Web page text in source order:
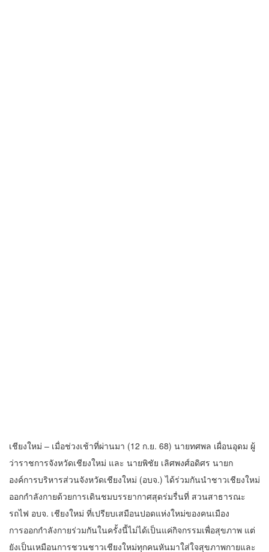
เชียงใหม่ – เมื่อช่วงเช้าที่ผ่านมา (12 ก.ย. 68) นายทศพล เผื่อนอุดม ผู้
ว่าราชการจังหวัดเชียงใหม่ และ นายพิชัย เลิศพงศ์อดิศร นายก
องค์การบริหารส่วนจังหวัดเชียงใหม่ (อบจ.) ได้ร่วมกันนำชาวเชียงใหม่
ออกกำลังกายด้วยการเดินชมบรรยากาศสุดร่มรื่นที่ สวนสาธารณะ
รถไฟ อบจ. เชียงใหม่ ที่เปรียบเสมือนปอดแห่งใหม่ของคนเมือง
การออกกำลังกายร่วมกันในครั้งนี้ไม่ได้เป็นแค่กิจกรรมเพื่อสุขภาพ แต่
ยังเป็นเหมือนการชวนชาวเชียงใหม่ทุกคนหันมาใส่ใจสุขภาพกายและ